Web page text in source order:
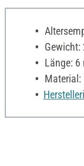
Gewicht:
Länge: 6